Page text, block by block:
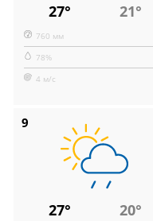
27° 21°
760 мм
78%
4 м/с
9
27° 20°